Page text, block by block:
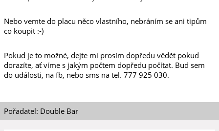
Nebo vemte do placu něco vlastního, nebráním se ani tipům
co koupit :-)
Pokud je to možné, dejte mi prosím dopředu vědět pokud
dorazíte, ať víme s jakým počtem dopředu počítat. Bud sem
do události, na fb, nebo sms na tel. 777 925 030.
Pořadatel: Double Bar